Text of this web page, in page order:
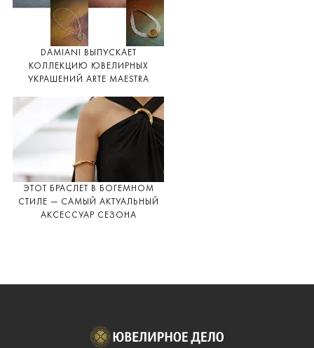
DAMIANI ВЫПУСКАЕТ
КОЛЛЕКЦИЮ ЮВЕЛИРНЫХ
УКРАШЕНИЙ ARTE MAESTRA
ЭТОТ БРАСЛЕТ В БОГЕМНОМ
СТИЛЕ — САМЫЙ АКТУАЛЬНЫЙ
АКСЕССУАР СЕЗОНА